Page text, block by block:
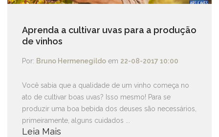
Aprenda a cultivar uvas para a produção
de vinhos
Por: Bruno Hermenegildo em 22-08-2017 10:00
Você sabia que a qualidade de um vinho começa no
ato de cultivar boas uvas? Isso mesmo! Para se
produzir uma boa bebida dos deuses são necessários,
primeiramente, alguns cuidados ...
Leia Mais